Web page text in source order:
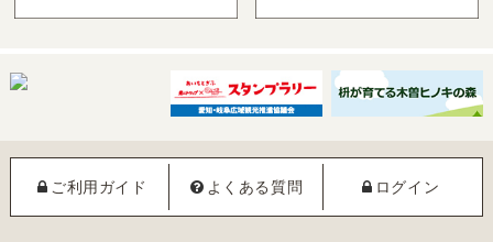
ご利用ガイド よくある質問 ログイン